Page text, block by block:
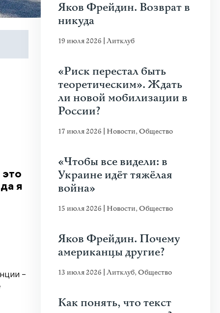
я
–
Яков Фрейдин. Возврат в
никуда
19 июля 2026 Литклуб
«Риск перестал быть
теоретическим». Ждать
ли новой мобилизации в
России?
17 июля 2026 Новости,Общество
«Чтобы все видели: в
Украине идёт тяжёлая
война»
15 июля 2026 Новости,Общество
Яков Фрейдин. Почему
американцы другие?
13 июля 2026 Литклуб,Общество
Как понять, что текст